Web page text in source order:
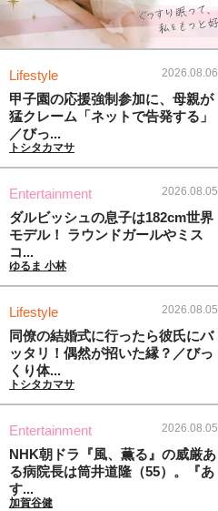
Lifestyle 2026.08.06
甲子園の応援強制参加に、母親が
猛クレーム「ネットで告発する」
／びっ...
トシタカマサ
Entertainment 2026.08.05
ダルビッシュの息子は182cm世界
モデル！ ラウンドガールやミス
コ...
ゆるま 小林
Lifestyle 2026.08.05
同僚の結婚式に行ったら彼氏にバ
ッタリ！偶然が招いた縁？／びっ
くり体...
トシタカマサ
Entertainment 2026.08.05
NHK朝ドラ『風、薫る』の威厳あ
る病院長は筒井道隆（55）。『あ
す...
加賀谷健